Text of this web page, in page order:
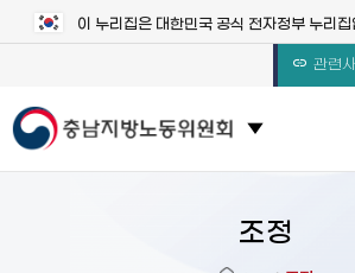
이 누리집은 대한민국 공식 전자정부 누리집
관련
관련 사이트
조정